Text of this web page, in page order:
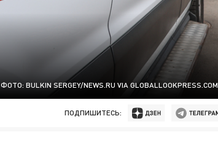
ФОТО: BULKIN SERGEY/NEWS.RU VIA GLOBALLOOKPRESS.COM
ПОДПИШИТЕСЬ: